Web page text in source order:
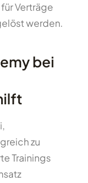
Verträge
werden.
bei
zu
Trainings